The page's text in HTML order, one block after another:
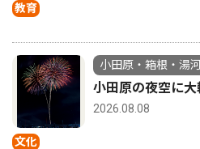
教育
文化
小田原・箱根・湯
小田原の夜空に
2026.08.08